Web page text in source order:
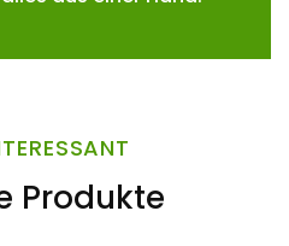
Produkte